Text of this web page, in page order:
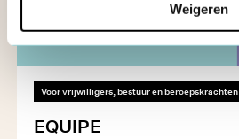
Weigeren
Voor vrijwilligers, bestuur en beroepskrachten
EQUIPE